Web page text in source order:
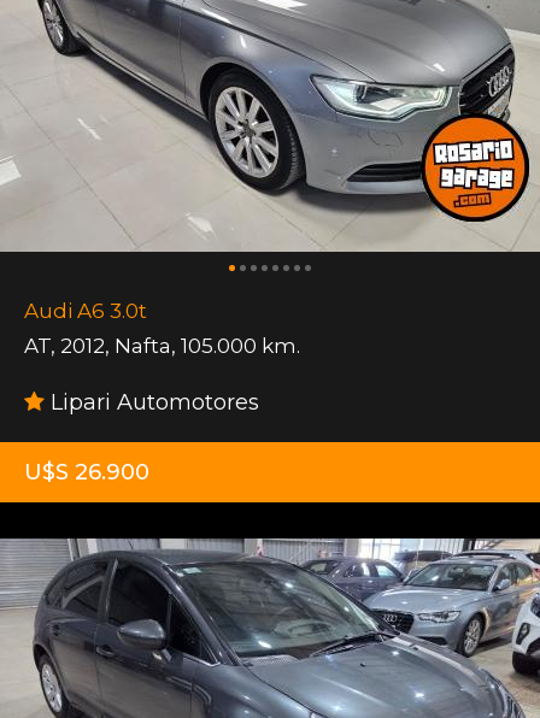
Audi A6 3.0t
AT, 2012, Nafta, 105.000 km.
Lipari Automotores
U$S 26.900